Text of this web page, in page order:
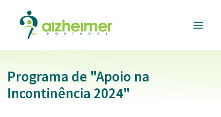
PORTUGAL
INFORMAÇÃO
Programa de "Apoio na
Incontinência 2024"